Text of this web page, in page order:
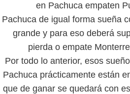
en Pachuca empaten
Pachuca de igual forma sueña
grande y para eso deberá
pierda o empate
Por todo lo anterior, esos
Pachuca prácticamente están
que de ganar se quedará con